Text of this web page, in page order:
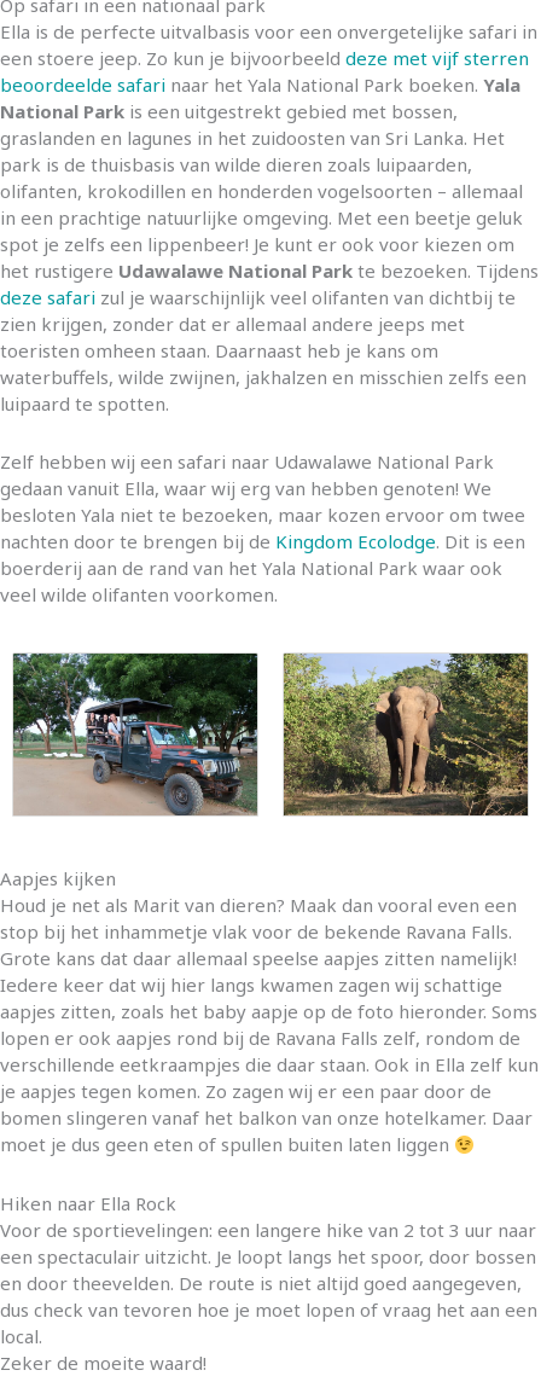
Op safari in een nationaal park
Ella is de perfecte uitvalbasis voor een onvergetelijke safari in
een stoere jeep. Zo kun je bijvoorbeeld deze met vijf sterren
beoordeelde safari naar het Yala National Park boeken. Yala
National Park is een uitgestrekt gebied met bossen,
graslanden en lagunes in het zuidoosten van Sri Lanka. Het
park is de thuisbasis van wilde dieren zoals luipaarden,
olifanten, krokodillen en honderden vogelsoorten – allemaal
in een prachtige natuurlijke omgeving. Met een beetje geluk
spot je zelfs een lippenbeer! Je kunt er ook voor kiezen om
het rustigere Udawalawe National Park te bezoeken. Tijdens
deze safari zul je waarschijnlijk veel olifanten van dichtbij te
zien krijgen, zonder dat er allemaal andere jeeps met
toeristen omheen staan. Daarnaast heb je kans om
waterbuffels, wilde zwijnen, jakhalzen en misschien zelfs een
luipaard te spotten.
Zelf hebben wij een safari naar Udawalawe National Park
gedaan vanuit Ella, waar wij erg van hebben genoten! We
besloten Yala niet te bezoeken, maar kozen ervoor om twee
nachten door te brengen bij de Kingdom Ecolodge. Dit is een
boerderij aan de rand van het Yala National Park waar ook
veel wilde olifanten voorkomen.
Aapjes kijken
Houd je net als Marit van dieren? Maak dan vooral even een
stop bij het inhammetje vlak voor de bekende Ravana Falls.
Grote kans dat daar allemaal speelse aapjes zitten namelijk!
Iedere keer dat wij hier langs kwamen zagen wij schattige
aapjes zitten, zoals het baby aapje op de foto hieronder. Soms
lopen er ook aapjes rond bij de Ravana Falls zelf, rondom de
verschillende eetkraampjes die daar staan. Ook in Ella zelf kun
je aapjes tegen komen. Zo zagen wij er een paar door de
bomen slingeren vanaf het balkon van onze hotelkamer. Daar
moet je dus geen eten of spullen buiten laten liggen
Hiken naar Ella Rock
Voor de sportievelingen: een langere hike van 2 tot 3 uur naar
een spectaculair uitzicht. Je loopt langs het spoor, door bossen
en door theevelden. De route is niet altijd goed aangegeven,
dus check van tevoren hoe je moet lopen of vraag het aan een
local.
Zeker de moeite waard!